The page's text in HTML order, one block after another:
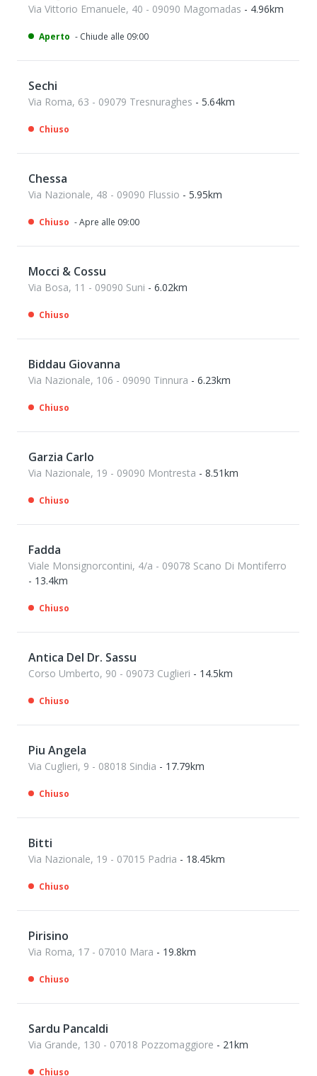
Via Vittorio Emanuele, 40 - 09090 Magomadas - 4.96km
Aperto - Chiude alle 09:00
Sechi
Via Roma, 63 - 09079 Tresnuraghes - 5.64km
Chiuso
Chessa
Via Nazionale, 48 - 09090 Flussio - 5.95km
Chiuso - Apre alle 09:00
Mocci & Cossu
Via Bosa, 11 - 09090 Suni - 6.02km
Chiuso
Biddau Giovanna
Via Nazionale, 106 - 09090 Tinnura - 6.23km
Chiuso
Garzia Carlo
Via Nazionale, 19 - 09090 Montresta - 8.51km
Chiuso
Fadda
Viale Monsignorcontini, 4/a - 09078 Scano Di Montiferro
- 13.4km
Chiuso
Antica Del Dr. Sassu
Corso Umberto, 90 - 09073 Cuglieri - 14.5km
Chiuso
Piu Angela
Via Cuglieri, 9 - 08018 Sindia - 17.79km
Chiuso
Bitti
Via Nazionale, 19 - 07015 Padria - 18.45km
Chiuso
Pirisino
Via Roma, 17 - 07010 Mara - 19.8km
Chiuso
Sardu Pancaldi
Via Grande, 130 - 07018 Pozzomaggiore - 21km
Chiuso